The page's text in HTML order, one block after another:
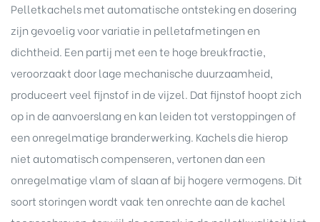
Pelletkachels met automatische ontsteking en dosering
zijn gevoelig voor variatie in pelletafmetingen en
dichtheid. Een partij met een te hoge breukfractie,
veroorzaakt door lage mechanische duurzaamheid,
produceert veel fijnstof in de vijzel. Dat fijnstof hoopt zich
op in de aanvoerslang en kan leiden tot verstoppingen of
een onregelmatige branderwerking. Kachels die hierop
niet automatisch compenseren, vertonen dan een
onregelmatige vlam of slaan af bij hogere vermogens. Dit
soort storingen wordt vaak ten onrechte aan de kachel